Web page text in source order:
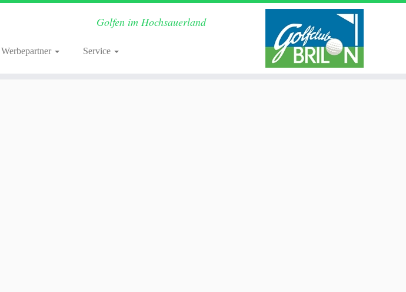
Golfen im Hochsauerland
Werbepartner Service